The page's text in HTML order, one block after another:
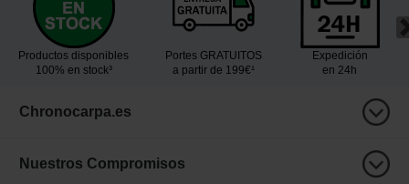
Productos disponibles
100% en stock³
Portes GRATUITOS
a partir de 199€¹
Expedición
en 24h
Chronocarpa.es
Nuestros Compromisos